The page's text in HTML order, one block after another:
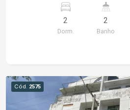
tamanho e uma belíssima
localizado no centro da
2
Dorm.
2
Banho
Cód. 2575